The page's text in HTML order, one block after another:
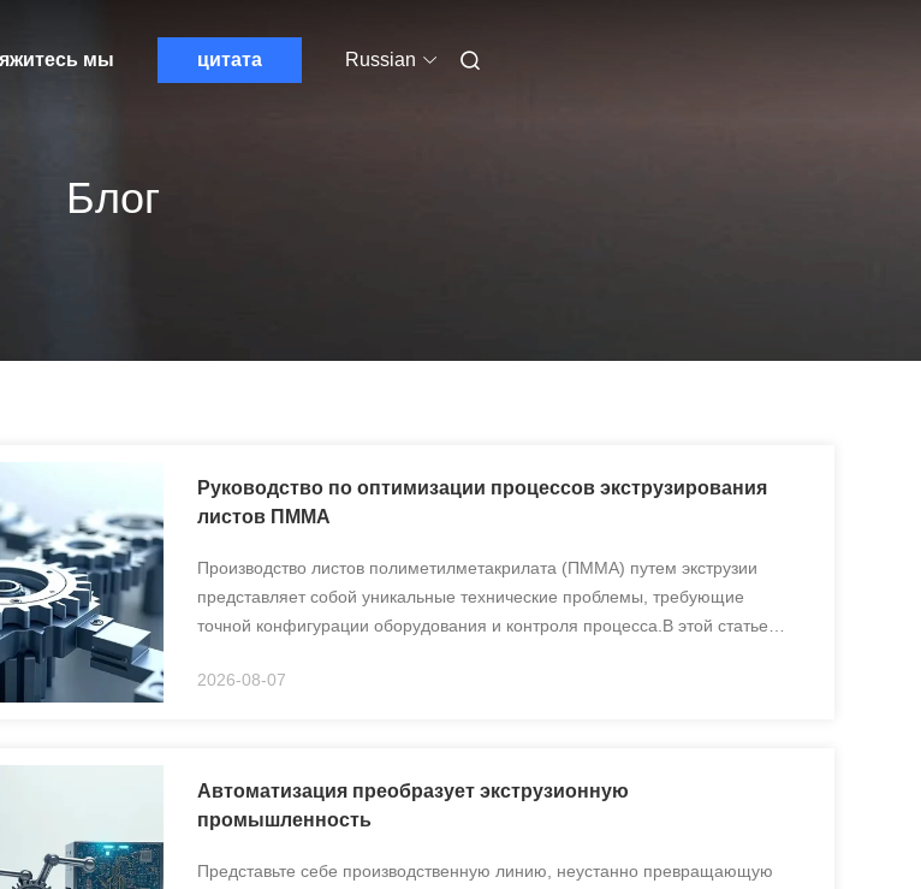
мы цитата Russian
Блог
Руководство по оптимизации процессов экструзирования
листов ПММА
Производство листов полиметилметакрилата (ПММА) путем экструзии
представляет собой уникальные технические проблемы, требующие
точной конфигурации оборудования и контроля процесса.В этой статье
профессионалам отрасли всеобъемлющую о...
2026-08-07
Автоматизация преобразует экструзионную
промышленность
Представьте себе производственную линию, неустанно превращающую